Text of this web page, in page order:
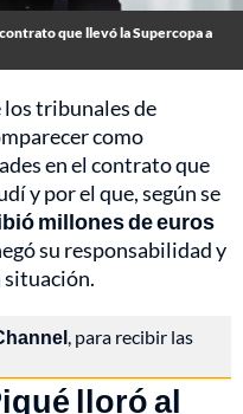
que llevó la Supercopa a
tribunales de
como
en el contrato que
y por el que, según se
millones de euros
su responsabilidad y
situación.
, para recibir las
lloró al